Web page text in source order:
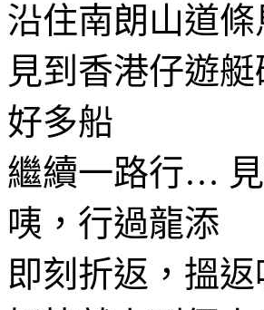
沿住南朗山道
見到香港仔遊
好多船
繼續一路行…
咦，行過龍添
即刻折返，搵